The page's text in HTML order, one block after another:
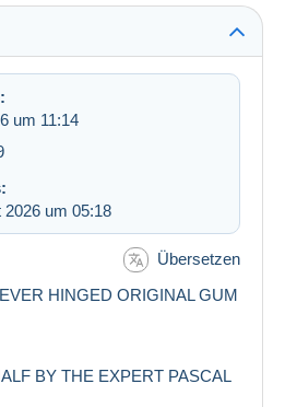
um 11:14
2026 um 05:18
Übersetzen
HINGED ORIGINAL GUM
BY THE EXPERT PASCAL